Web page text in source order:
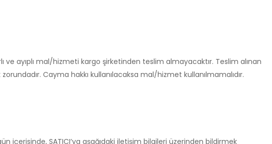
ve ayıplı mal/hizmeti kargo şirketinden teslim almayacaktır. Teslim alınan
Cayma hakkı kullanılacaksa mal/hizmet kullanılmamalıdır.
içerisinde, SATICI’ya aşağıdaki iletişim bilgileri üzerinden bildirmek